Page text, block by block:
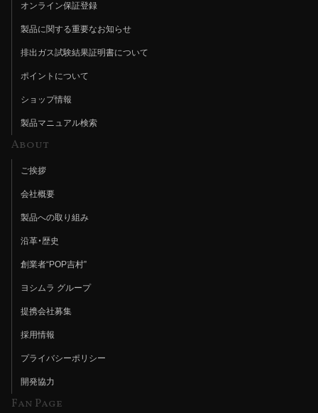
オンライン保証登録
製品に関する重要なお知らせ
排出ガス試験結果証明書について
ポイントについて
ショップ情報
製品マニュアル検索
About
ご挨拶
会社概要
製品への取り組み
沿革・歴史
創業者“POP吉村”
ヨシムラ グループ
提携会社募集
採用情報
プライバシーポリシー
開発協力
Fan Page